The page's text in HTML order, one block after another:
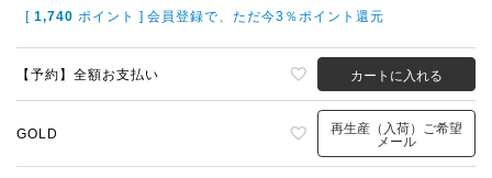
[ 1,740 ポイント ] 会員登録で、ただ今3％ポイント還元
【予約】全額お支払い カートに入れる
GOLD
再生産（入荷）ご希望
メール